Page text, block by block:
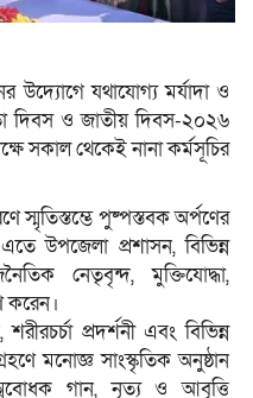
উদ্যোগে যথাযোগ্য মর্যাদা ও
দিবস ও জাতীয় দিবস-২০২৬
সকাল থেকেই নানা কর্মসূচির
স্মৃতিস্তম্ভে পুষ্পস্তবক অর্পণের
উপজেলা প্রশাসন, বিভিন্ন
নেতৃবৃন্দ, মুক্তিযোদ্ধা,
করেন।
প্রদর্শনী এবং বিভিন্ন
মনোজ্ঞ সাংস্কৃতিক অনুষ্ঠান
গান, নৃত্য ও আবৃত্তি